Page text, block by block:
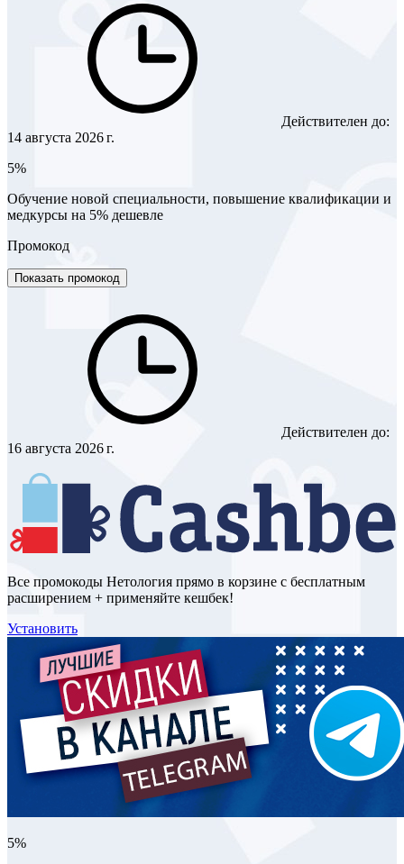
Действителен до:
14 августа 2026 г.
5%
Обучение новой специальности, повышение квалификации и
медкурсы на 5% дешевле
Промокод
Показать промокод
Действителен до:
16 августа 2026 г.
Все промокоды Нетология прямо в корзине с бесплатным
расширением + применяйте кешбек!
Установить
5%